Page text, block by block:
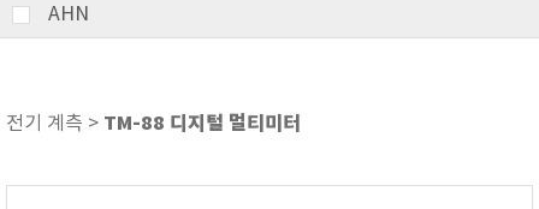
AHN
ATAGO
전기 계측 > TM-88 디지털 멀티미터